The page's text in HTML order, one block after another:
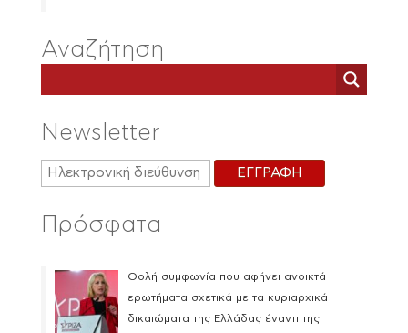
Αναζήτηση
Newsletter
Πρόσφατα
Θολή συμφωνία που αφήνει ανοικτά
ερωτήματα σχετικά με τα κυριαρχικά
δικαιώματα της Ελλάδας έναντι της